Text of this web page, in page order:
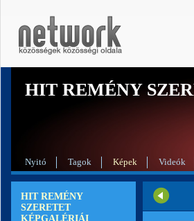
HIT REMÉNY
Nyitó Tagok Képek Videók
HIT REMÉNY
SZERETET
KÉPGALÉRIÁI